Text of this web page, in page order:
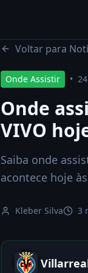
Voltar para
Onde Assistir •
Onde
VIVO
Saiba onde
acontece hoje
Kleber Silva 3